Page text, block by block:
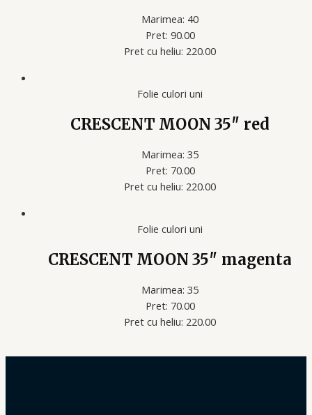
Marimea: 40
Pret: 90.00
Pret cu heliu: 220.00
Folie culori uni
CRESCENT MOON 35″ red
Marimea: 35
Pret: 70.00
Pret cu heliu: 220.00
Folie culori uni
CRESCENT MOON 35″ magenta
Marimea: 35
Pret: 70.00
Pret cu heliu: 220.00